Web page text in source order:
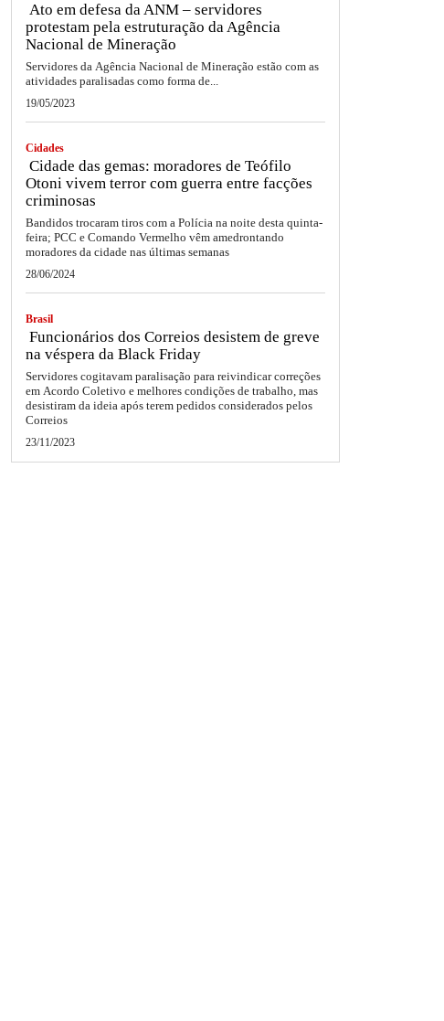
Ato em defesa da ANM – servidores
protestam pela estruturação da Agência
Nacional de Mineração
Servidores da Agência Nacional de Mineração estão com as
atividades paralisadas como forma de...
19/05/2023
Cidades
Cidade das gemas: moradores de Teófilo
Otoni vivem terror com guerra entre facções
criminosas
Bandidos trocaram tiros com a Polícia na noite desta quinta-
feira; PCC e Comando Vermelho vêm amedrontando
moradores da cidade nas últimas semanas
28/06/2024
Brasil
Funcionários dos Correios desistem de greve
na véspera da Black Friday
Servidores cogitavam paralisação para reivindicar correções
em Acordo Coletivo e melhores condições de trabalho, mas
desistiram da ideia após terem pedidos considerados pelos
Correios
23/11/2023